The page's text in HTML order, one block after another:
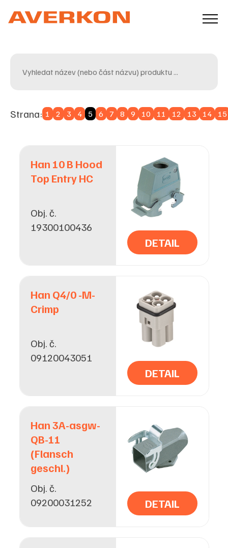
Strana: 1 2 3 4 5 6 7 8 9 10 11 12 13 14 15
Han 10 B Hood
Top Entry HC
Obj. č.
19300100436
DETAIL
Han Q4/0 -M-
Crimp
Obj. č.
09120043051
DETAIL
Han 3A-asgw-
QB-11
(Flansch
geschl.)
Obj. č.
09200031252
DETAIL